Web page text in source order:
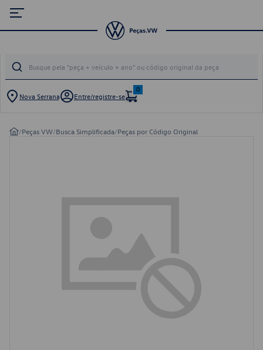
Nova Serrana Entre/registre-se
0
/Peças VW/Busca Simplificada/Peças por Código Original